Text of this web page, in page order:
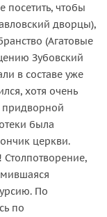
посетить, чтобы
дворцы),
(Агатовые
Зубовский
в составе уже
хотя очень
придворной
была
церкви.
По
по